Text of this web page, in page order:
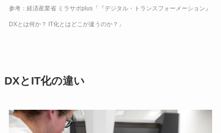
参考：経済産業省 ミラサポplus「『デジタル・トランスフォーメーション』
DXとは何か？ IT化とはどこが違うのか？」
DXとIT化の違い